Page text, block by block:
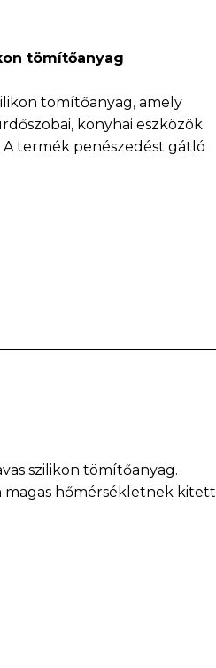
tömítőanyag
tömítőanyag, amely
konyhai eszközök
termék penészedést gátló
szilikon tömítőanyag.
magas hőmérsékletnek kitett